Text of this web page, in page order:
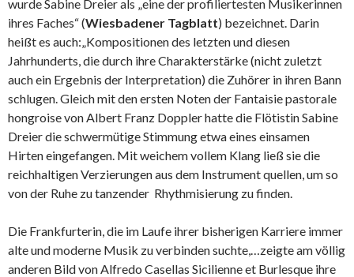
wurde Sabine Dreier als „eine der profiliertesten Musikerinnen
ihres Faches“ (Wiesbadener Tagblatt) bezeichnet. Darin
heißt es auch:„Kompositionen des letzten und diesen
Jahrhunderts, die durch ihre Charakterstärke (nicht zuletzt
auch ein Ergebnis der Interpretation) die Zuhörer in ihren Bann
schlugen. Gleich mit den ersten Noten der Fantaisie pastorale
hongroise von Albert Franz Doppler hatte die Flötistin Sabine
Dreier die schwermütige Stimmung etwa eines einsamen
Hirten eingefangen. Mit weichem vollem Klang ließ sie die
reichhaltigen Verzierungen aus dem Instrument quellen, um so
von der Ruhe zu tanzender Rhythmisierung zu finden.
Die Frankfurterin, die im Laufe ihrer bisherigen Karriere immer
alte und moderne Musik zu verbinden suchte,…zeigte am völlig
anderen Bild von Alfredo Casellas Sicilienne et Burlesque ihre